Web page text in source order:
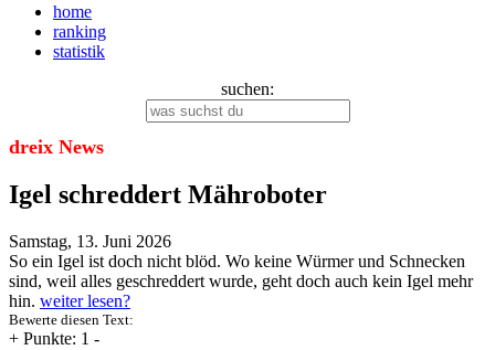
home
ranking
statistik
suchen:
dreix News
Igel schreddert Mähroboter
Samstag, 13. Juni 2026
So ein Igel ist doch nicht blöd. Wo keine Würmer und Schnecken
sind, weil alles geschreddert wurde, geht doch auch kein Igel mehr
hin. weiter lesen?
Bewerte diesen Text:
+ Punkte: 1 -